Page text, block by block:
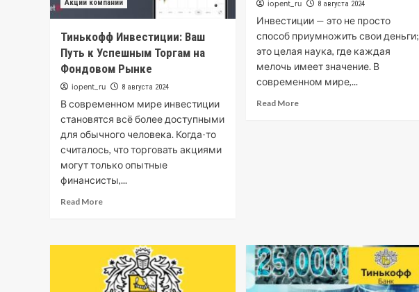
Акции компаний
Тинькофф Инвестиции: Ваш
Путь к Успешным Торгам на
Фондовом Рынке
iopent_ru 8 августа 2024
В современном мире инвестиции
становятся всё более доступными
для обычного человека. Когда-то
считалось, что торговать акциями
могут только опытные
финансисты,...
Read More
iopent_ru 8 августа 2024
Инвестиции — это не просто
способ приумножить свои деньги;
это целая наука, где каждая
мелочь имеет значение. В
современном мире,...
Read More